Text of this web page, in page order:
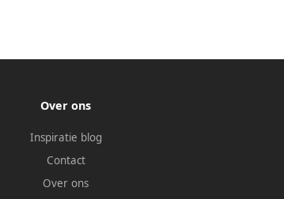
Over ons
Inspiratie blog
Contact
Over ons